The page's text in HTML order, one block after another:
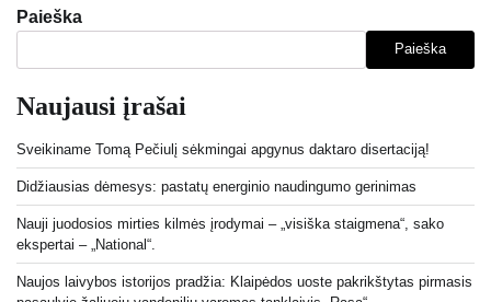
Paieška
Paieška
Naujausi įrašai
Sveikiname Tomą Pečiulį sėkmingai apgynus daktaro disertaciją!
Didžiausias dėmesys: pastatų energinio naudingumo gerinimas
Nauji juodosios mirties kilmės įrodymai – „visiška staigmena“, sako
ekspertai – „National“.
Naujos laivybos istorijos pradžia: Klaipėdos uoste pakrikštytas pirmasis